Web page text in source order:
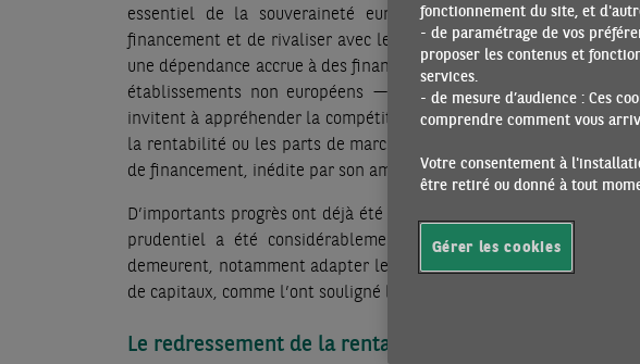
essentiel de la souveraineté européenne. Sans un secteur
financement et de rivaliser avec les grands acteurs internationaux
une dépendance accrue à des financements non européens. Dans
établissements non européens — en particulier américains —
invitent à appréhender la compétitivité bancaire dans une
la rentabilité ou les parts de marché : la capacité du secteur
de financement, inédite par son ampleur.
D’importants progrès ont déjà été accomplis : la rentabilité
prudentiel a été considérablement renforcé depuis un peu
demeurent, notamment adapter les exigences prudentielles aux
de capitaux, comme l’ont souligné les rapports Letta et Draghi.
Le redressement de la rentabilité bancaire : une
fonctionnement du site, et
- de paramétrage de vos
proposer les contenus et
services.
- de mesure d’audience : Ces
comprendre comment vous
Votre consentement à
être retiré ou donné à tout
Gérer les cookies